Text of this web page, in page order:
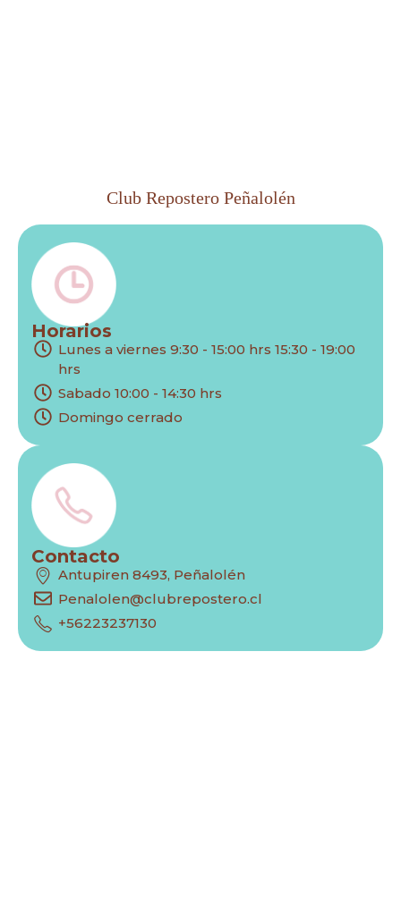
Club Repostero Peñalolén
Horarios
Lunes a viernes 9:30 - 15:00 hrs 15:30 - 19:00
hrs
Sabado 10:00 - 14:30 hrs
Domingo cerrado
Contacto
Antupiren 8493, Peñalolén
Penalolen@clubrepostero.cl
+56223237130